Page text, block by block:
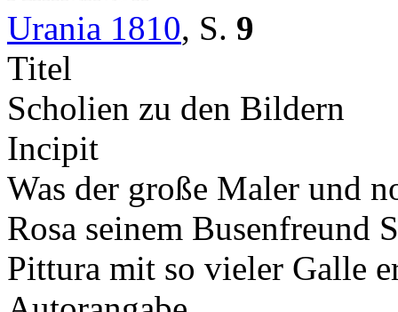
Urania 1810, S. 9
Titel
Scholien zu den Bildern
Incipit
Was der große Maler und
Rosa seinem Busenfreund
Pittura mit so vieler Galle